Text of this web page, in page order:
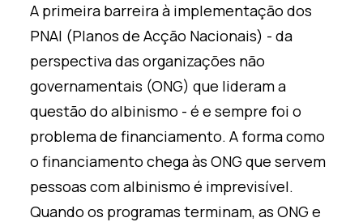
A primeira barreira à implementação dos
PNAI (Planos de Acção Nacionais) - da
perspectiva das organizações não
governamentais (ONG) que lideram a
questão do albinismo - é e sempre foi o
problema de financiamento. A forma como
o financiamento chega às ONG que servem
pessoas com albinismo é imprevisível.
Quando os programas terminam, as ONG e